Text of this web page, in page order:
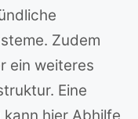
Zudem
ein weiteres
Eine